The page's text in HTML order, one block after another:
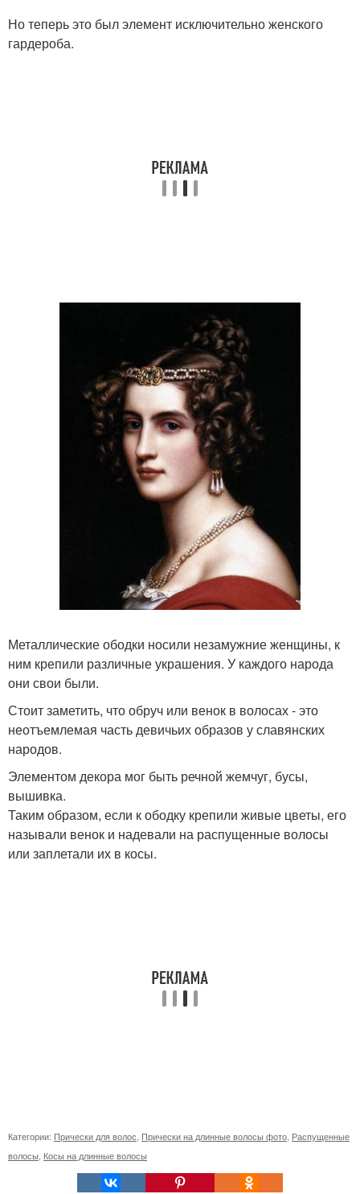
Но теперь это был элемент исключительно женского
гардероба.
Металлические ободки носили незамужние женщины, к
ним крепили различные украшения. У каждого народа
они свои были.
Стоит заметить, что обруч или венок в волосах - это
неотъемлемая часть девичьих образов у славянских
народов.
Элементом декора мог быть речной жемчуг, бусы,
вышивка.
Таким образом, если к ободку крепили живые цветы, его
называли венок и надевали на распущенные волосы
или заплетали их в косы.
Категории: Прически для волос Прически на длинные волосы фото Распущенные
волосы Косы на длинные волосы